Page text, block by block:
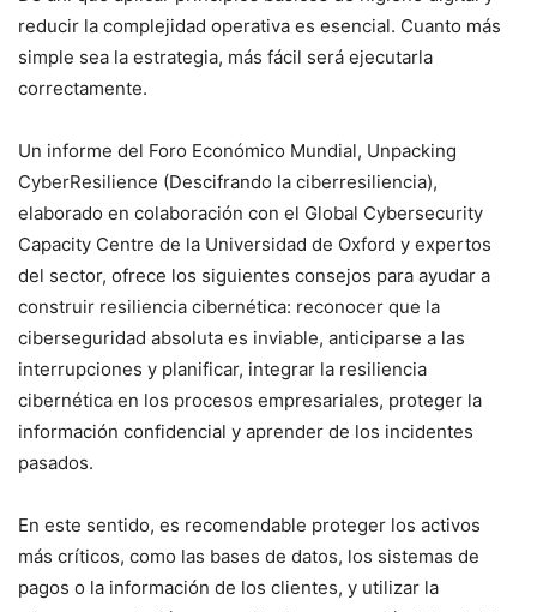
reducir la complejidad operativa es esencial. Cuanto más
simple sea la estrategia, más fácil será ejecutarla
correctamente.
Un informe del Foro Económico Mundial, Unpacking
CyberResilience (Descifrando la ciberresiliencia),
elaborado en colaboración con el Global Cybersecurity
Capacity Centre de la Universidad de Oxford y expertos
del sector, ofrece los siguientes consejos para ayudar a
construir resiliencia cibernética: reconocer que la
ciberseguridad absoluta es inviable, anticiparse a las
interrupciones y planificar, integrar la resiliencia
cibernética en los procesos empresariales, proteger la
información confidencial y aprender de los incidentes
pasados.
En este sentido, es recomendable proteger los activos
más críticos, como las bases de datos, los sistemas de
pagos o la información de los clientes, y utilizar la